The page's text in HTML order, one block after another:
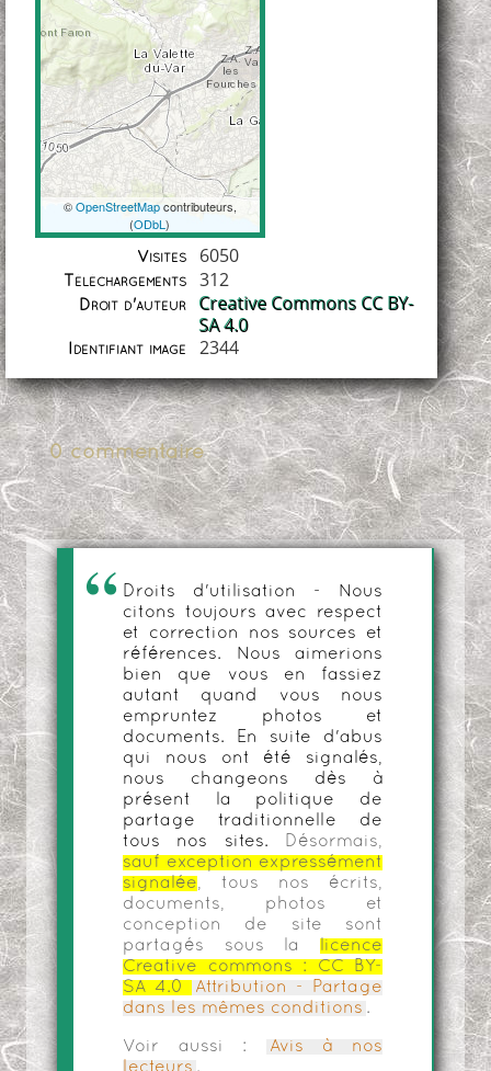
Coordonnées
©OpenStreetMapcontributeurs,
(ODbL)
Visites 6050
Téléchargements 312
Droit d'auteur
Creative Commons CC BY-
SA 4.0
Identifiant image 2344
0 commentaire
Droits d'utilisation - Nous
citons toujours avec respect
et correction nos sources et
références. Nous aimerions
bien que vous en fassiez
autant quand vous nous
empruntez photos et
documents. En suite d'abus
qui nous ont été signalés,
nous changeons dès à
présent la politique de
partage traditionnelle de
tous nos sites.
Désormais,
sauf exception expressément
signalée, tous nos écrits,
documents, photos et
conception de site sont
partagés sous la
licence
Creative commons :
CC BY-
SA 4.0
Attribution - Partage
dans les mêmes conditions .
Voir aussi :
Avis à nos
lecteurs .